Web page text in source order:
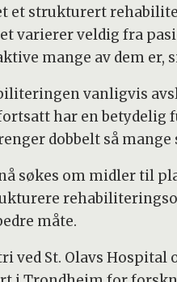
et strukturert
varierer veldig fra
mange av dem er,
vanligvis
har en betydelig
dobbelt så
søkes om midler til
måte.
ved St. Olavs